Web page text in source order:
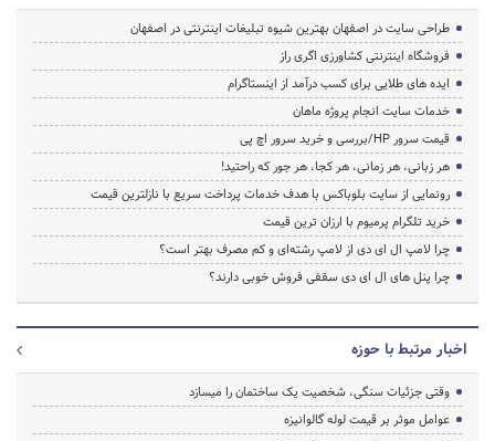
طراحی سایت در اصفهان بهترین شیوه تبلیغات اینترنتی در اصفهان
فروشگاه اینترنتی کشاورزی اگری راز
ایده های طلایی برای کسب درآمد از اینستاگرام
خدمات سایت انجام پروژه ماهان
قیمت سرور HP/بررسی و خرید سرور اچ پی
هر زبانی، هر زمانی، هر کجا، هر جور که راحتید!
رونمایی از سایت بلوباکس با هدف خدمات پرداخت سریع با نازلترین قیمت
خرید تلگرام پرمیوم با ارزان ترین قیمت
چرا لامپ ال ای دی از لامپ رشته‌ای و کم مصرف بهتر است؟
چرا پنل های ال ای دی سقفی فروش خوبی دارند؟
اخبار مرتبط با حوزه
وقتی جزئیات سنگی، شخصیت یک ساختمان را میسازد
عوامل موثر بر قیمت لوله گالوانیزه